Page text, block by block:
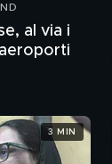
al via i
3 MIN